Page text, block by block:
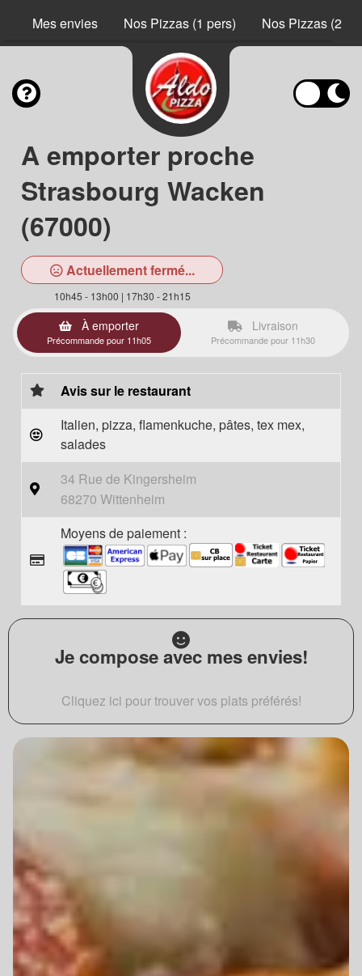
Mes envies Nos Pizzas (1 pers) Nos Pizzas (2
A emporter proche
Strasbourg Wacken
(67000)
Actuellement fermé...
10h45 - 13h00 | 17h30 - 21h15
À emporter
Précommande pour 11h05
Livraison
Précommande pour 11h30
Avis sur le restaurant
Italien, pizza, flamenkuche, pâtes, tex mex,
salades
34 Rue de Kingersheim
68270 Wittenheim
Moyens de paiement :
Je compose avec mes envies!
Cliquez ici pour trouver vos plats préférés!